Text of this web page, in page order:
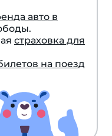
авто в
страховка для
на поезд